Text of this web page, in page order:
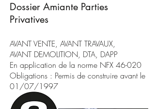
Dossier Amiante Parties
Privatives
AVANT VENTE, AVANT TRAVAUX,
AVANT DEMOLITION, DTA, DAPP
En application de la norme NFX 46-020
Obligations : Permis de construire avant le
01/07/1997